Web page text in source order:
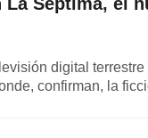
digital
confirman, la